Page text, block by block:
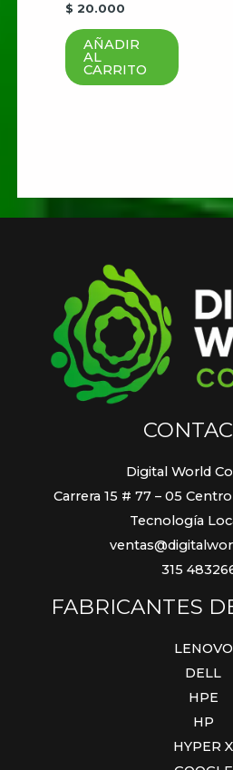
$ 20.000
AÑADIR
AL
CARRITO
Digital World
Carrera 15 # 77 – 05
Tecnología
315
FABRICANTES
LENOVO
DELL
HPE
HP
HYPER X